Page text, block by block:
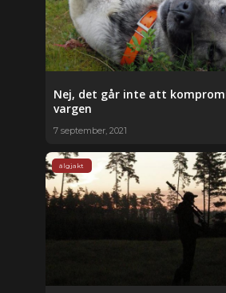
Nej, det går inte att
vargen
7 september, 2021
älgjakt